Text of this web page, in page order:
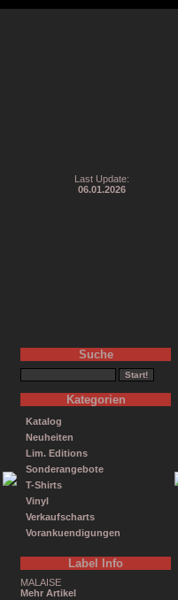
Last Update:
06.01.2026
Suche
Kategorien
Katalog
Neuheiten
Lim. Editions
Sonderangebote
T-Shirts
Vinyl
Verkaufscharts
Vorankuendigungen
Label Info
MALAISE
Mehr Artikel